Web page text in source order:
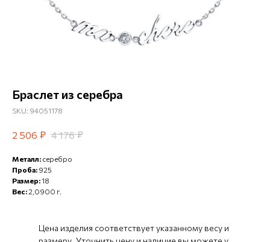
Браслет из серебра
SKU: 94051178
2 506 ₽ 4 176 ₽
Металл: серебро
Проба: 925
Размер:18
Вес:2,0900 г.
Цена изделия соответствует указанному весу и